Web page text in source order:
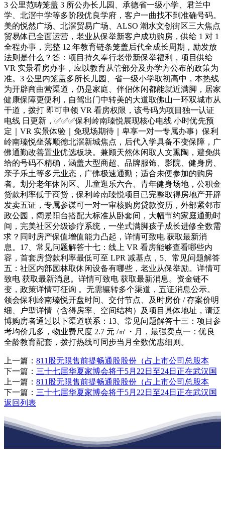
上一篇： 811股无限售前提畅通股股份（占上市公司总股本
下一篇： 三十七届华夏家博会将于5月22日至24日正在武汉国
上一篇： 811股无限售前提畅通股股份（占上市公司总股本
下一篇： 三十七届华夏家博会将于5月22日至24日正在武汉国
返回列表